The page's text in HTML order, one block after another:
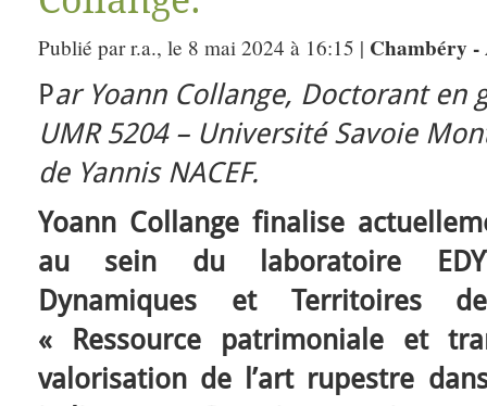
Publié par r.a., le 8 mai 2024 à 16:15 | Chambéry -
Par Yoann Collange, Doctorant en
UMR 5204 – Université Savoie
de Yannis NACEF.
Yoann Collange finalise
au sein du laboratoire
Dynamiques et Territoires
« Ressource patrimoniale et
valorisation de l’art rupestre